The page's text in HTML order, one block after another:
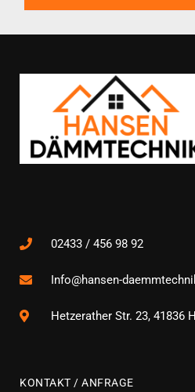
02433 / 456 98 92
Info@hansen-
Hetzerather Str. 23, 41836
KONTAKT / ANFRAGE